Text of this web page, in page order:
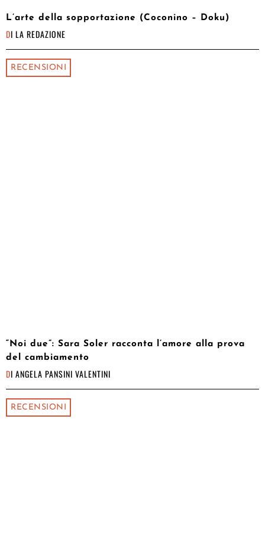
L’arte della sopportazione (Coconino – Doku)
DI LA REDAZIONE
RECENSIONI
“Noi due”: Sara Soler racconta l’amore alla prova
del cambiamento
DI ANGELA PANSINI VALENTINI
RECENSIONI